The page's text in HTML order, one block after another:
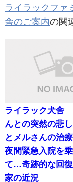
ライラックファ
舎のご案内の関
ライラック犬舎
んとの突然の悲
とメルさんの治療
夜間緊急入院を乗
て…奇跡的な回
家の近況